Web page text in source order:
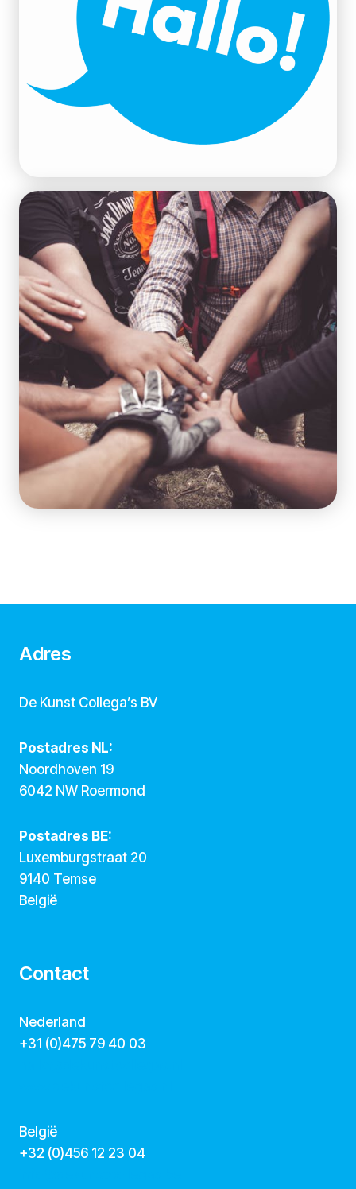
Adres
De Kunst Collega’s BV
Postadres NL:
Noordhoven 19
6042 NW Roermond
Postadres BE:
Luxemburgstraat 20
9140 Temse
België
Contact
Nederland
+31 (0)475 79 40 03
België
‭+32 (0)456 12 23 04‬